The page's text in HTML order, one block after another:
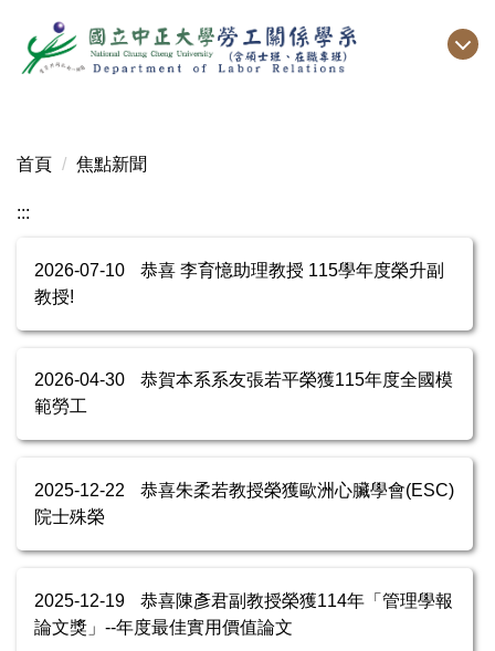
到
主
區
首頁 焦點新聞
:::
2026-07-10
恭喜 李育憶助理教授 115學年度榮升副
教授!
2026-04-30
恭賀本系系友張若平榮獲115年度全國模
範勞工
2025-12-22
恭喜朱柔若教授榮獲歐洲心臟學會(ESC)
院士殊榮
2025-12-19
恭喜陳彥君副教授榮獲114年「管理學報
論文獎」--年度最佳實用價值論文